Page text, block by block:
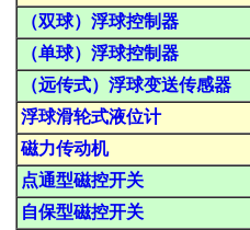
（双球）浮球控制器
（单球）浮球控制器
（远传式）浮球变送传感器
浮球滑轮式液位计
磁力传动机
点通型磁控开关
自保型磁控开关